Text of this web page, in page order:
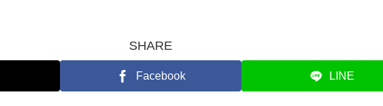
SHARE
Facebook LINE